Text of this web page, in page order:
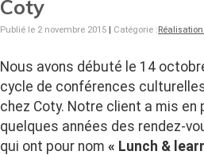
Coty
Publié le 2 novembre 2015 Catégorie :
Nous avons débuté le 14
cycle de conférences
chez Coty. Notre client a mis en
quelques années des rendez-
qui ont pour nom « Lunch &